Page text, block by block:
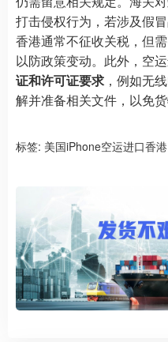
打击侵权行为，若涉及假
香港通常不征收关税，但
以防政策变动。此外，空
证和许可证要求 ，例如无
解并准备相关文件，以免货
标签: 美国iPhone空运进口香